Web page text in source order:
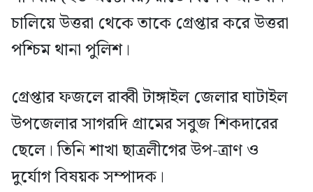
চালিয়ে উত্তরা থেকে তাকে গ্রেপ্তার করে উত্তরা
পশ্চিম থানা পুলিশ।
গ্রেপ্তার ফজলে রাব্বী টাঙ্গাইল জেলার ঘাটাইল
উপজেলার সাগরদি গ্রামের সবুজ শিকদারের
ছেলে। তিনি শাখা ছাত্রলীগের উপ-ত্রাণ ও
দুর্যোগ বিষয়ক সম্পাদক।